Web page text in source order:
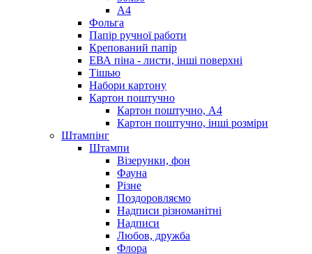
А4
Фольга
Папір ручної работи
Крепований папір
ЕВА піна - листи, інші поверхні
Тішью
Набори картону
Картон поштучно
Картон поштучно, А4
Картон поштучно, інші розміри
Штампінг
Штампи
Візерунки, фон
Фауна
Різне
Поздоровляємо
Надписи різноманітні
Надписи
Любов, дружба
Флора